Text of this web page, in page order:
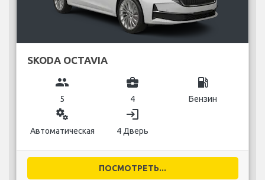
SKODA OCTAVIA
group
5
business_center
4
local_gas_station
Бензин
miscellaneous_services
Автоматическая
login
4 Дверь
ПОСМОТРЕТЬ...